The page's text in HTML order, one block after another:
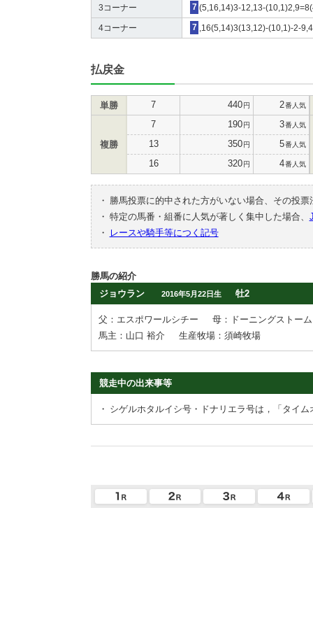
3コーナー 7 (5,16,14)3-12,13-
4コーナー 7 ,16(5,14)3(13,12)-(10,1)-2-
払戻金
単勝 7 440円 2番人気
複勝
7 190円 3番人気
13 350円 5番人気
16 320円 4番人気
・
勝馬投票に的中された方がいない場合、その投
・ 特定の馬番・組番に人気が著しく集中した場合、
・
レースや騎手等につく記号
勝馬の紹介
ジョウラン
2016年5月22日生 牡2
父：エスポワールシチー
母：ドーニングストーム
馬主：山口 裕介
生産牧場：須崎牧場
競走中の出来事等
・ シゲルホタルイシ号・ドナリエラ号は，「タイ